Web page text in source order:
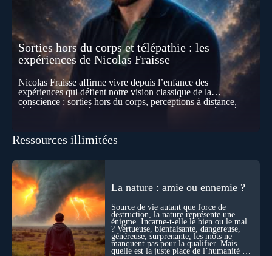
Sorties hors du corps et télépathie : les
expériences de Nicolas Fraisse
Nicolas Fraisse affirme vivre depuis l’enfance des
expériences qui défient notre vision classique de la
conscience : sorties hors du corps, perceptions à distance,
télépathie spontanée… Comment accueillir ces phénomènes
les pensées d’autrui ? Que deviennent l’espace, le temps… et
disparaître ? Au fil de cet échange, Nicolas raconte ses
expériences les plus troublantes : visions vérifiées,
explorations du cosmos, présence d’autres consciences
durant ses sorties, protocoles scientifiques… et toujours, cette
sensation étrange d’être relié à bien plus vaste que lui-même
! Sommes-nous à l’aube d’une révolution de la conscience ?
Sans doute. Mais encore faut-il accepter d’explorer ces
territoires avec lucidité, et rigueur…
Ressources illimitées
La nature : amie ou ennemie ?
Source de vie autant que force de
destruction, la nature représente une
énigme. Incarne-t-elle le bien ou le mal
? Vertueuse, bienfaisante, dangereuse,
généreuse, surprenante, les mots ne
manquent pas pour la qualifier. Mais
quelle est la juste place de l’humanité au